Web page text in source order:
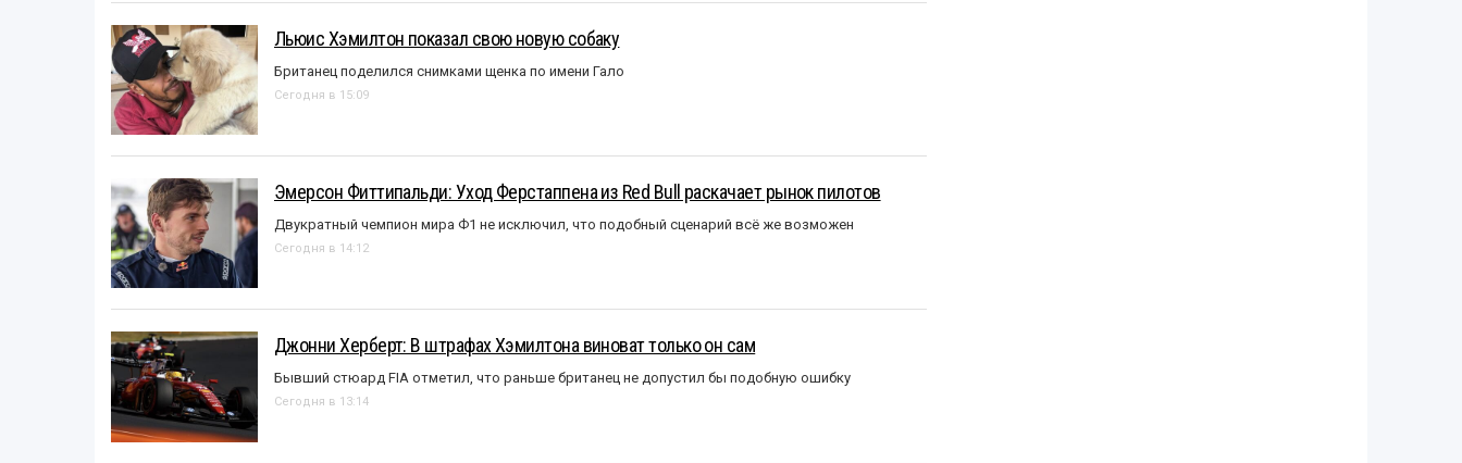
Льюис Хэмилтон показал свою новую собаку
Британец поделился снимками щенка по имени Гало
Сегодня в 15:09
Эмерсон Фиттипальди: Уход Ферстаппена из Red Bull раскачает рынок пилотов
Двукратный чемпион мира Ф1 не исключил, что подобный сценарий всё же возможен
Сегодня в 14:12
Джонни Херберт: В штрафах Хэмилтона виноват только он сам
Бывший стюард FIA отметил, что раньше британец не допустил бы подобную ошибку
Сегодня в 13:14